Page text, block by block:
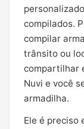
compilados.
compilar
trânsito ou
compartilhar
Nuvi e você
armadilha.
Ele é preciso